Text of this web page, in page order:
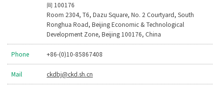
间 100176
Room 2304, T6, Dazu Square, No. 2 Courtyard, South
Ronghua Road, Beijing Economic & Technological
Development Zone, Beijing 100176, China
Phone +86-(0)10-85867408
Mail ckdbj@ckd.sh.cn